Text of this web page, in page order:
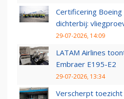
Certificering
dichterbij:
29-07-2026, 14:09
LATAM Airlines
Embraer E195-E2
29-07-2026, 13:34
Verscherpt